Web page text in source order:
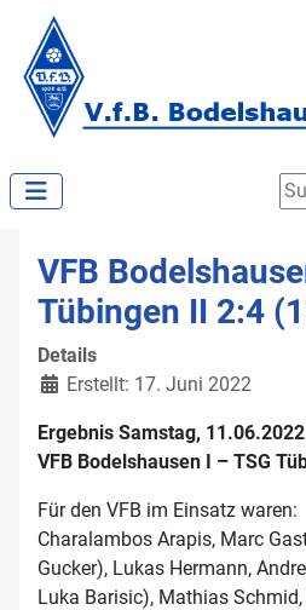
VFB
Tübingen II 2:4
Details
Erstellt: 17. Juni 2022
Ergebnis Samstag, 11.06.2022
VFB Bodelshausen I – TSG
Für den VFB im Einsatz waren:
Charalambos Arapis, Marc
Gucker), Lukas Hermann,
Luka Barisic), Mathias